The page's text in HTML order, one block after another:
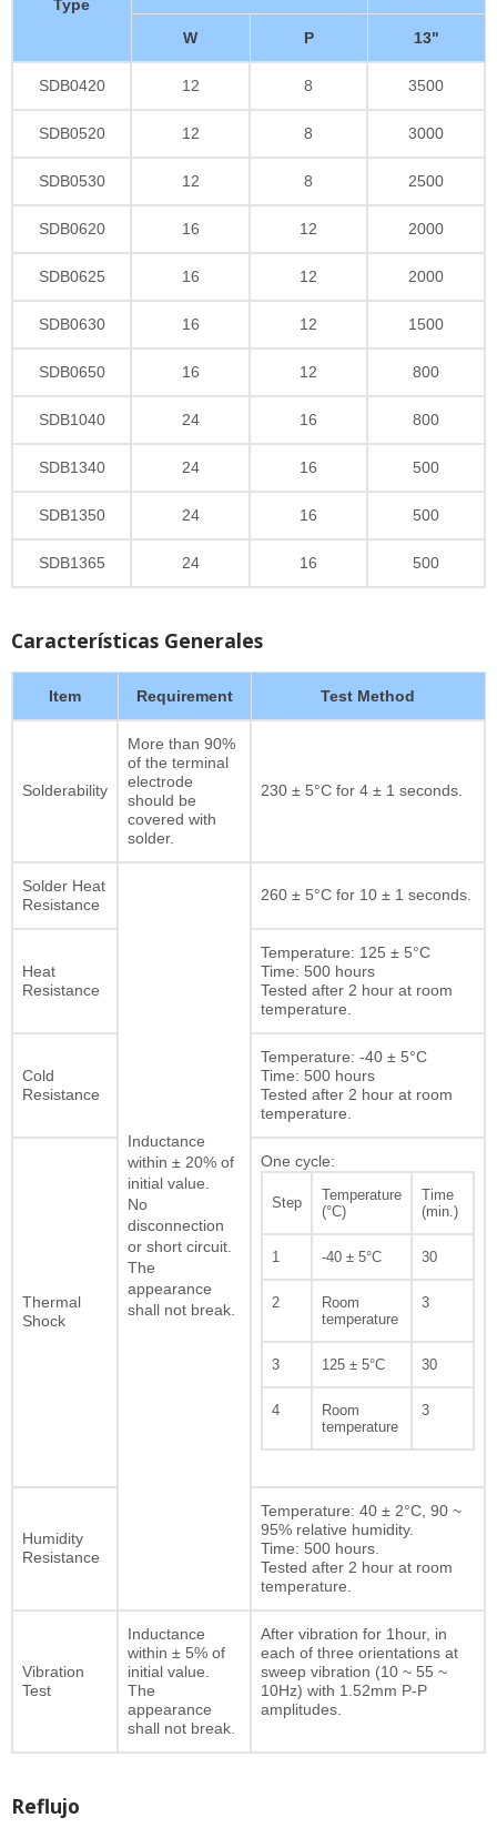
Type
W P 13"
SDB0420 12 8 3500
SDB0520 12 8 3000
SDB0530 12 8 2500
SDB0620 16 12 2000
SDB0625 16 12 2000
SDB0630 16 12 1500
SDB0650 16 12 800
SDB1040 24 16 800
SDB1340 24 16 500
SDB1350 24 16 500
SDB1365 24 16 500
Características Generales
Item Requirement Test Method
Solderability
More than 90%
of the terminal
electrode
should be
covered with
solder.
230 ± 5°C for 4 ± 1 seconds.
Solder Heat
Resistance
Inductance
within ± 20% of
initial value.
No
disconnection
or short circuit.
The
appearance
shall not break.
260 ± 5°C for 10 ± 1 seconds.
Heat
Resistance
Temperature: 125 ± 5°C
Time: 500 hours
Tested after 2 hour at room
temperature.
Cold
Resistance
Temperature: -40 ± 5°C
Time: 500 hours
Tested after 2 hour at room
temperature.
Thermal
Shock
One cycle:
Step
Temperature
(°C)
Time
(min.)
1 -40 ± 5°C 30
2
Room
temperature
3
3 125 ± 5°C 30
4
Room
temperature
3
Humidity
Resistance
Temperature: 40 ± 2°C, 90 ~
95% relative humidity.
Time: 500 hours.
Tested after 2 hour at room
temperature.
Vibration
Test
Inductance
within ± 5% of
initial value.
The
appearance
shall not break.
After vibration for 1hour, in
each of three orientations at
sweep vibration (10 ~ 55 ~
10Hz) with 1.52mm P-P
amplitudes.
Reflujo